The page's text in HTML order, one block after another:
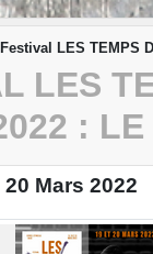
Festival LES TEMPS
LES
: LE
Mars 2022